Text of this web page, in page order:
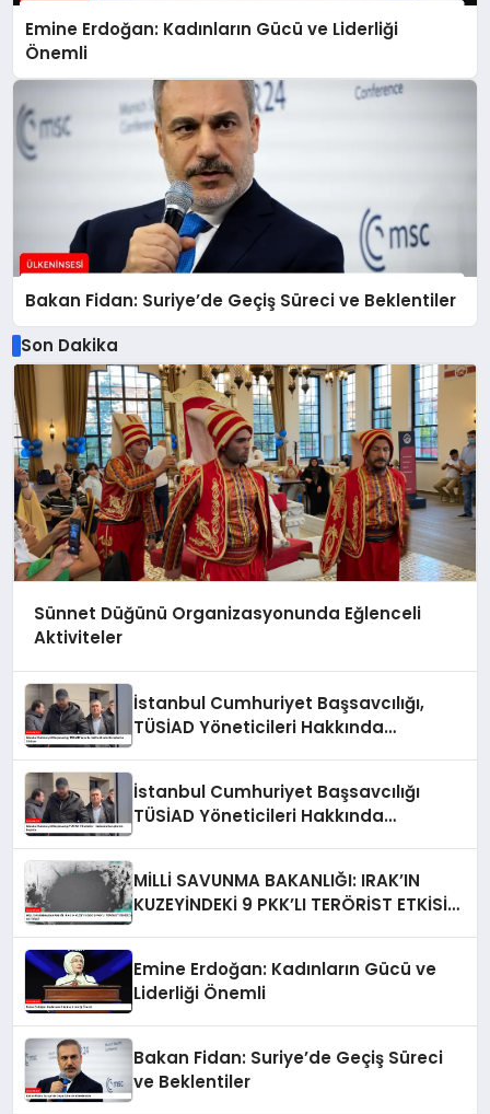
Emine Erdoğan: Kadınların Gücü ve Liderliği
Önemli
Bakan Fidan: Suriye’de Geçiş Süreci ve Beklentiler
Son Dakika
Sünnet Düğünü Organizasyonunda Eğlenceli
Aktiviteler
İstanbul Cumhuriyet Başsavcılığı,
TÜSİAD Yöneticileri Hakkında
İstanbul Cumhuriyet Başsavcılığı
TÜSİAD Yöneticileri Hakkında
MİLLİ SAVUNMA BAKANLIĞI: IRAK’IN
KUZEYİNDEKİ 9 PKK’LI TERÖRİST ETKİSİZ
Emine Erdoğan: Kadınların Gücü ve
Liderliği Önemli
Bakan Fidan: Suriye’de Geçiş Süreci
ve Beklentiler